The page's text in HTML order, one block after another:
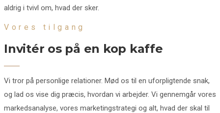
aldrig i tvivl om, hvad der sker.
Vores tilgang
Invitér os på en kop kaffe
Vi tror på personlige relationer. Mød os til en uforpligtende snak,
og lad os vise dig præcis, hvordan vi arbejder. Vi gennemgår vores
markedsanalyse, vores marketingstrategi og alt, hvad der skal til